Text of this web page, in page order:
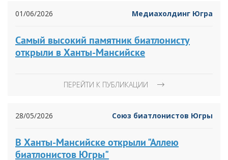
01/06/2026 Медиахолдинг Югра
Самый высокий памятник биатлонисту
открыли в Ханты-Мансийске
ПЕРЕЙТИ К ПУБЛИКАЦИИ
28/05/2026 Союз биатлонистов Югры
В Ханты-Мансийске открыли "Аллею
биатлонистов Югры"